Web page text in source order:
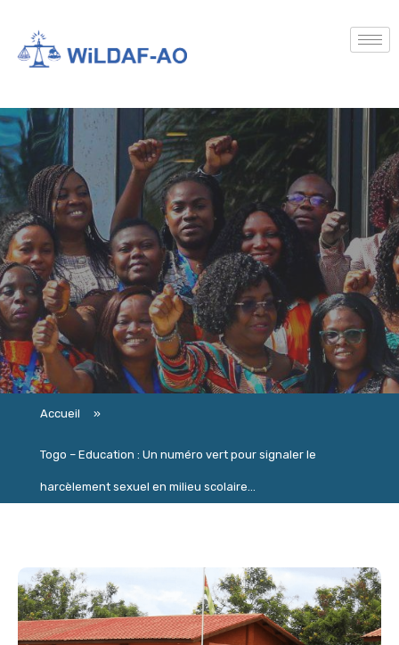
Accueil »
Togo – Education : Un numéro vert pour signaler le
harcèlement sexuel en milieu scolaire...